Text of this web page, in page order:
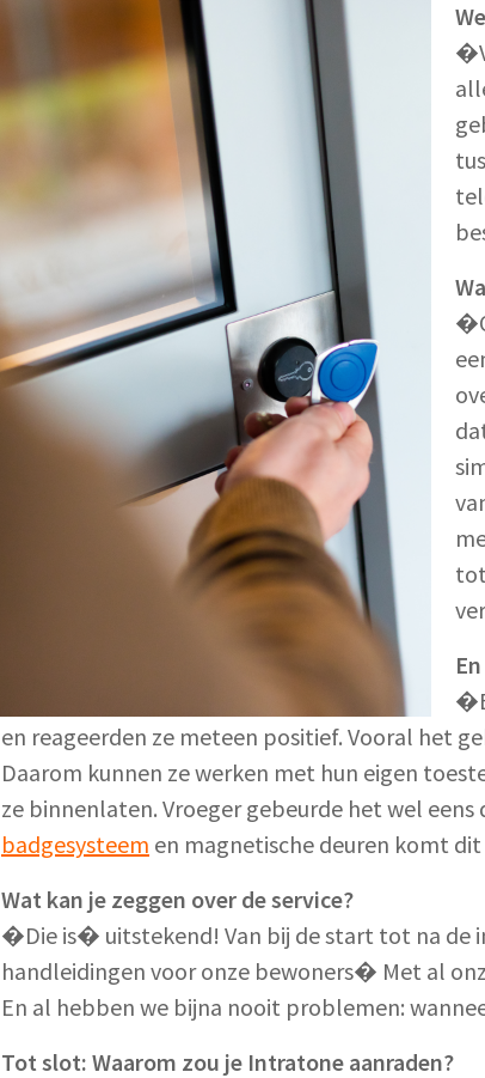
en reageerden ze meteen positief. Vooral het
Daarom kunnen ze werken met hun eigen
ze binnenlaten. Vroeger gebeurde het wel
badgesysteem en magnetische deuren komt
Wat kan je zeggen over de service?
�Die is� uitstekend! Van bij de start tot na de
handleidingen voor onze bewoners� Met al
En al hebben we bijna nooit problemen:
Tot slot: Waarom zou je Intratone aanraden?